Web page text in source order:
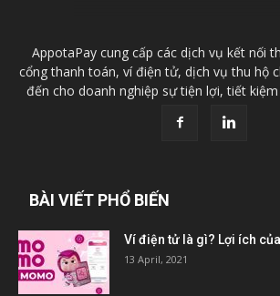
AppotaPay cung cấp các dịch vụ kết nối
cổng thanh toán, ví điện tử, dịch vụ thu hộ
đến cho doanh nghiệp sự tiện lợi, tiết
BÀI VIẾT PHỔ BIẾN
Ví điện tử là gì? Lợi ích
13 April, 2021